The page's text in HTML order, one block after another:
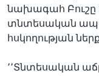
նախագահ Բուշը
տնտեսական
հսկողության
՚՚Տնտեսական